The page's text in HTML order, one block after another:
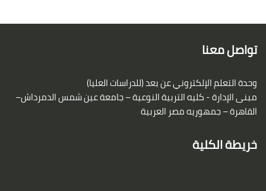
الكتل
تواصل معنا
وحدة التعلم الإلكتروني عن بعد (للدراسات العليا)
مبنى الإدارة - كليه التربية النوعية – جامعة عين شمسالدمرداش–
القاهرة – جمهوريه مصر العربية
خريطة الكلية